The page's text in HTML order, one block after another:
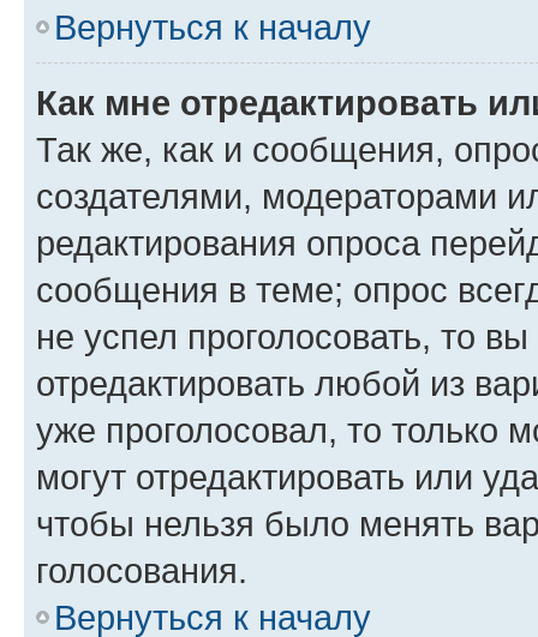
Вернуться к началу
Как мне отредактировать
Так же, как и сообщения,
создателями, модераторами
редактирования опроса
сообщения в теме; опрос
не успел проголосовать, то
отредактировать любой из
уже проголосовал, то только
могут отредактировать или
чтобы нельзя было менять
голосования.
Вернуться к началу